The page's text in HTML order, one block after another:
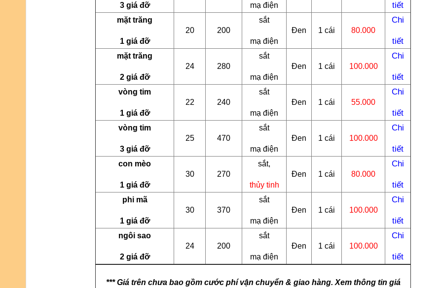
3 giá đỡ mạ điện tiết
mặt trăng
1 giá đỡ
20 200
sắt
mạ điện
Đen 1 cái 80.000
Chi
tiết
mặt trăng
2 giá đỡ
24 280
sắt
mạ điện
Đen 1 cái 100.000
Chi
tiết
vòng tim
1 giá đỡ
22 240
sắt
mạ điện
Đen 1 cái 55.000
Chi
tiết
vòng tim
3 giá đỡ
25 470
sắt
mạ điện
Đen 1 cái 100.000
Chi
tiết
con mèo
1 giá đỡ
30 270
sắt,
thủy tinh
Đen 1 cái 80.000
Chi
tiết
phi mã
1 giá đỡ
30 370
sắt
mạ điện
Đen 1 cái 100.000
Chi
tiết
ngôi sao
2 giá đỡ
24 200
sắt
mạ điện
Đen 1 cái 100.000
Chi
tiết
*** Giá trên chưa bao gồm cước phí vận chuyển & giao hàng. Xem thông tin giá